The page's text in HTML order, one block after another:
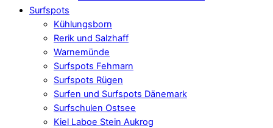
Surfspots
Kühlungsborn
Rerik und Salzhaff
Warnemünde
Surfspots Fehmarn
Surfspots Rügen
Surfen und Surfspots Dänemark
Surfschulen Ostsee
Kiel Laboe Stein Aukrog